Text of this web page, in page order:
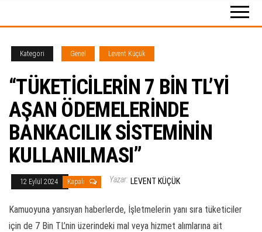
Kategori Genel Levent Küçük
“TÜKETİCİLERİN 7 BİN TL’Yİ
AŞAN ÖDEMELERİNDE
BANKACILIK SİSTEMİNİN
KULLANILMASI”
12 Eylül 2024 Kapalı Yazar: LEVENT KÜÇÜK
Kamuoyuna yansıyan haberlerde, İşletmelerin yanı sıra tüketiciler
için de 7 Bin TL’nin üzerindeki mal veya hizmet alımlarına ait